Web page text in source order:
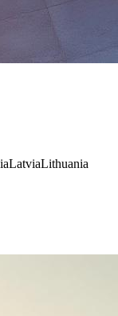
LatviaLithuania